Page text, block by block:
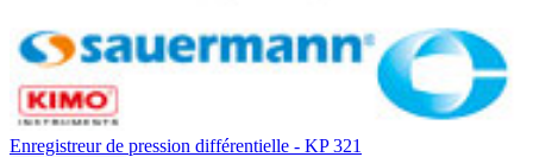
Enregistreur de pression différentielle - KP 321